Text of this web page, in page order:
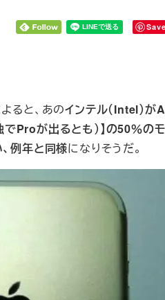
Save
ると、あのインテル（Intel）
Proが出るとも）】の50％の
例年と同様になりそうだ。